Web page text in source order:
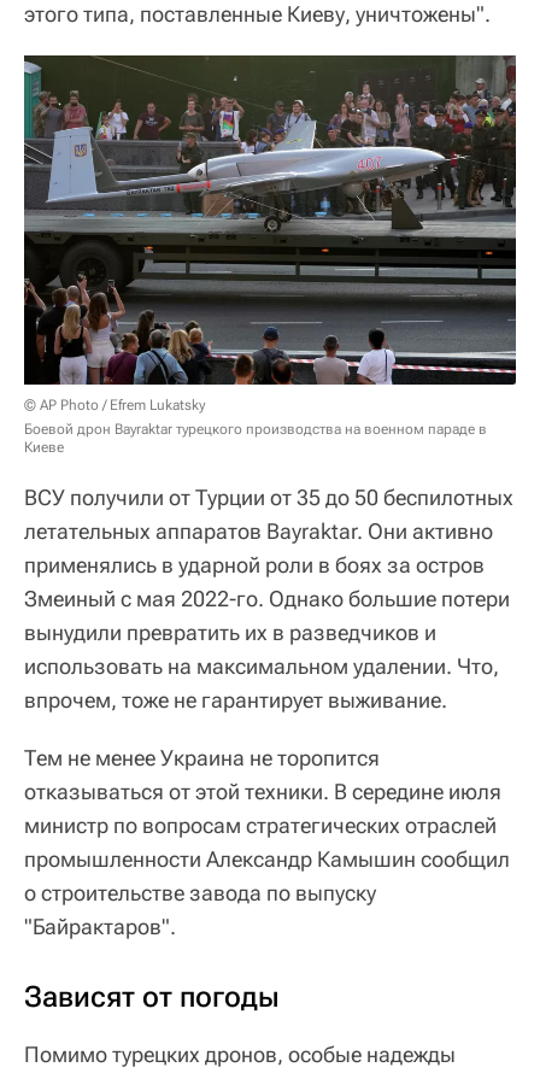
этого типа, поставленные Киеву, уничтожены".
© AP Photo / Efrem Lukatsky
Боевой дрон Bayraktar турецкого производства на военном параде в
Киеве
ВСУ получили от Турции от 35 до 50 беспилотных
летательных аппаратов Bayraktar. Они активно
применялись в ударной роли в боях за остров
Змеиный с мая 2022-го. Однако большие потери
вынудили превратить их в разведчиков и
использовать на максимальном удалении. Что,
впрочем, тоже не гарантирует выживание.
Тем не менее Украина не торопится
отказываться от этой техники. В середине июля
министр по вопросам стратегических отраслей
промышленности Александр Камышин сообщил
о строительстве завода по выпуску
"Байрактаров".
Зависят от погоды
Помимо турецких дронов, особые надежды